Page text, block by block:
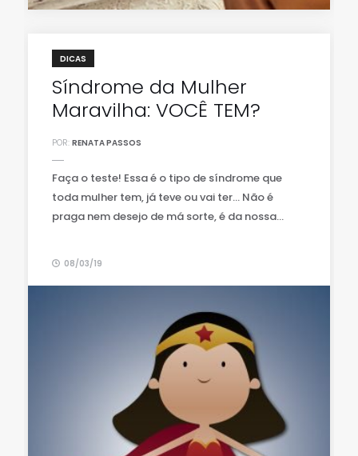
DICAS
Síndrome da Mulher
Maravilha: VOCÊ TEM?
POR: RENATA PASSOS
Faça o teste! Essa é o tipo de síndrome que
toda mulher tem, já teve ou vai ter… Não é
praga nem desejo de má sorte, é da nossa...
08/03/19